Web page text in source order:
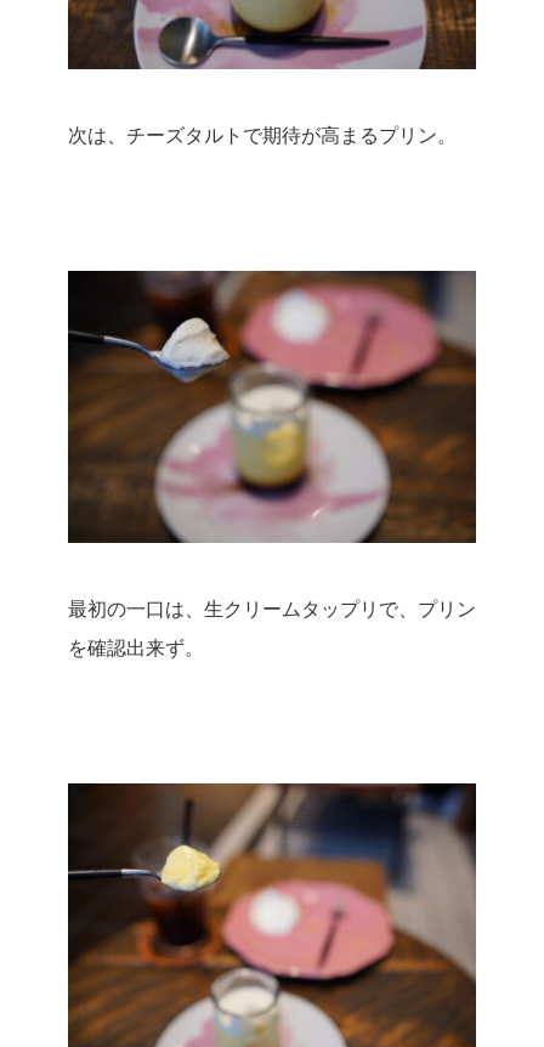
次は、チーズタルトで期待が高まるプリン。
最初の一口は、生クリームタップリで、プリン
を確認出来ず。